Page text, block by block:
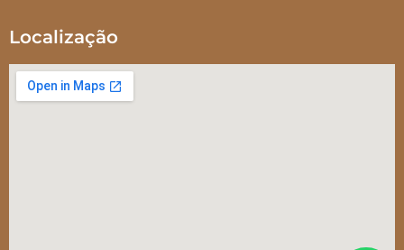
Localização